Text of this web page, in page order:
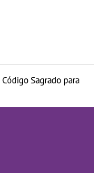
Código Sagrado para